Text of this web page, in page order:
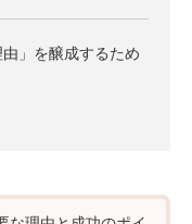
由」を醸成するため